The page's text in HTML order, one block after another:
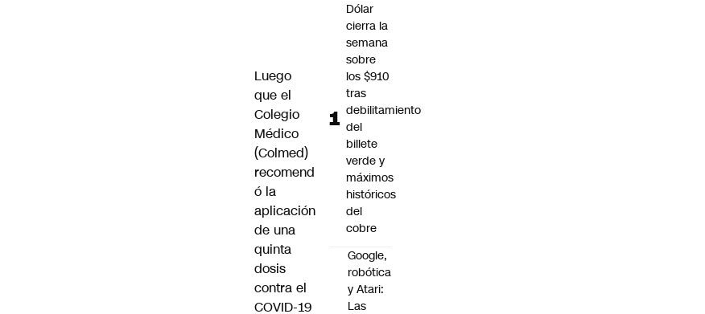
Luego
que el
Colegio
Médico
(Colmed)
recomend
ó la
aplicación
de una
quinta
dosis
contra el
COVID-19
Dólar
cierra la
semana
sobre
los $910
tras
debilitamiento
del
billete
verde y
máximos
históricos
del
cobre
Google,
robótica
y Atari:
Las